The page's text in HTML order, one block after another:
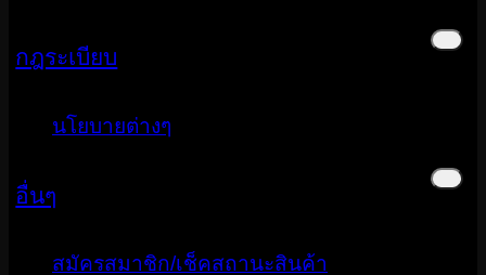
กฎระเบียบ
นโยบายต่างๆ
อื่นๆ
สมัครสมาชิก/เช็คสถานะสินค้า